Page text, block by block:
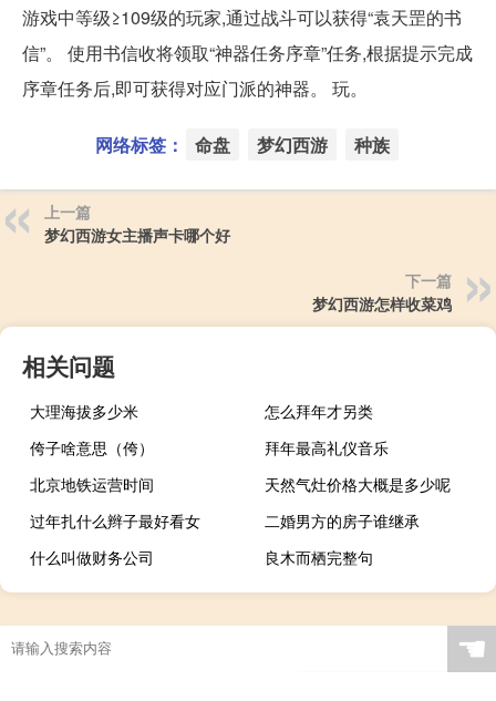
游戏中等级≥109级的玩家,通过战斗可以获得“袁天罡的书
信”。 使用书信收将领取“神器任务序章”任务,根据提示完成
序章任务后,即可获得对应门派的神器。 玩。
网络标签： 命盘 梦幻西游 种族
上一篇
梦幻西游女主播声卡哪个好
下一篇
梦幻西游怎样收菜鸡
相关问题
大理海拔多少米
怎么拜年才另类
侉子啥意思（侉）
拜年最高礼仪音乐
北京地铁运营时间
天然气灶价格大概是多少呢
过年扎什么辫子最好看女
二婚男方的房子谁继承
什么叫做财务公司
良木而栖完整句
☚